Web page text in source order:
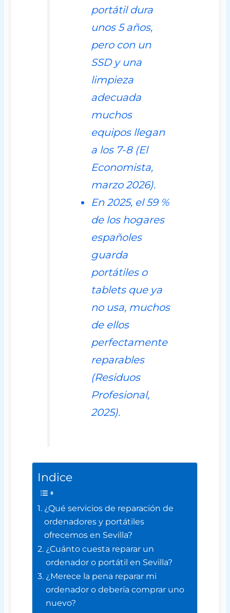
portátil dura
unos 5 años,
pero con un
SSD y una
limpieza
adecuada
muchos
equipos llegan
a los 7-8 (El
Economista,
marzo 2026).
En 2025, el 59 %
de los hogares
españoles
guarda
portátiles o
tablets que ya
no usa, muchos
de ellos
perfectamente
reparables
(Residuos
Profesional,
2025).
Indice
¿Qué servicios de reparación de
ordenadores y portátiles
ofrecemos en Sevilla?
¿Cuánto cuesta reparar un
ordenador o portátil en Sevilla?
¿Merece la pena reparar mi
ordenador o debería comprar uno
nuevo?